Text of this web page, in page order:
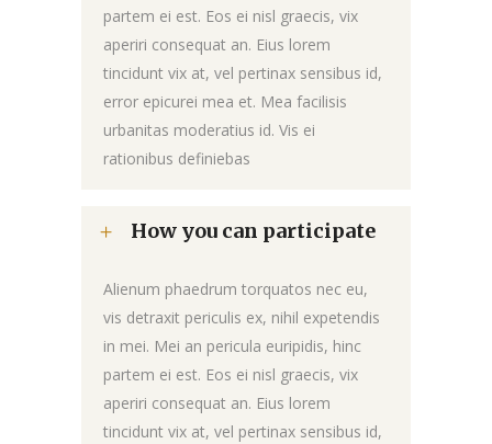
partem ei est. Eos ei nisl graecis, vix
aperiri consequat an. Eius lorem
tincidunt vix at, vel pertinax sensibus id,
error epicurei mea et. Mea facilisis
urbanitas moderatius id. Vis ei
rationibus definiebas
How you can participate
Alienum phaedrum torquatos nec eu,
vis detraxit periculis ex, nihil expetendis
in mei. Mei an pericula euripidis, hinc
partem ei est. Eos ei nisl graecis, vix
aperiri consequat an. Eius lorem
tincidunt vix at, vel pertinax sensibus id,